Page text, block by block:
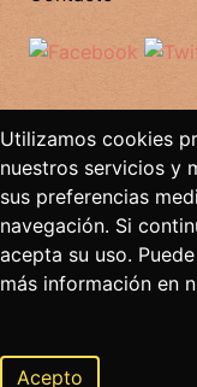
Utilizamos cookies
nuestros servicios y
sus preferencias
navegación. Si
acepta su uso.
más información en
Acepto